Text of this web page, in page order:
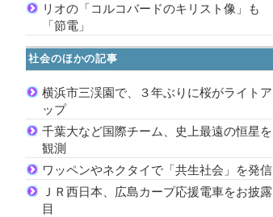
リオの「コルコバードのキリスト像」も
「節電」
社会のほかの記事
横浜市三渓園で、３年ぶりに桜がライトア
ップ
千葉大など国際チーム、史上最遠の恒星を
観測
ワッペンやネクタイで「共生社会」を発信
ＪＲ西日本、広島カープ応援電車をお披露
目